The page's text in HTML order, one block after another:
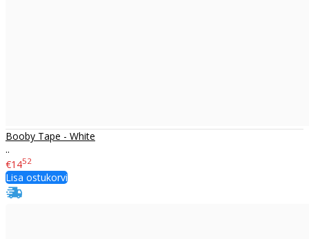
Booby Tape - White
..
€1452
Lisa ostukorvi